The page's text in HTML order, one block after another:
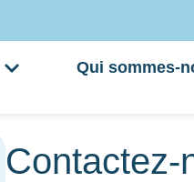
Qui sommes-
Contactez-